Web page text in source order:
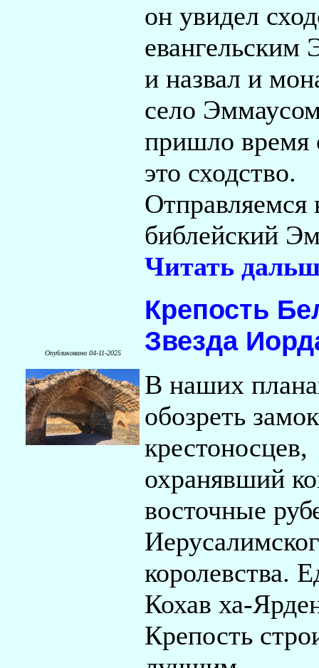
он увидел
евангельским
и назвал и
село
пришло время
это сходство.
Отправляемся
библейский
Читать
Опубликовано 04-11-2025
Крепость
Звезда
В наших
обозреть замок
крестоносцев,
охранявший
восточные
королевства.
Кохав ха-
Крепость